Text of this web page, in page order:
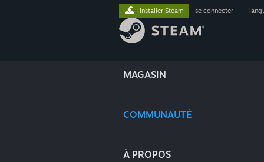
MAGASIN
COMMUNAUTÉ
À PROPOS
Installer Steam se connecter